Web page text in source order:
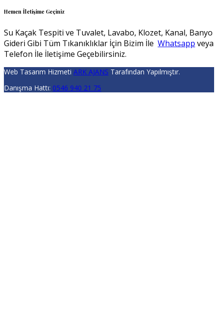
Hemen İletişime Geçiniz
Su Kaçak Tespiti ve Tuvalet, Lavabo, Klozet, Kanal, Banyo
Gideri Gibi Tüm Tıkanıklıklar İçin Bizim İle Whatsapp veya
Telefon İle İletişime Geçebilirsiniz.
Web Tasarım Hizmeti ARK AJANS Tarafından Yapılmıştır.
Danışma Hattı: 0546 940 21 75